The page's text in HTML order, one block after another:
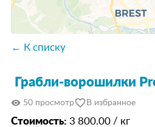
← К списку
Грабли-ворошилки
visibility 50 просмотрfavorite_border В избранное
Стоимость: 3 800.00 / кг